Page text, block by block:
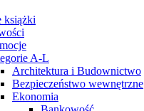
książki
A-L
Architektura i Budownictwo
Bezpieczeństwo wewnętrzne
Ekonomia